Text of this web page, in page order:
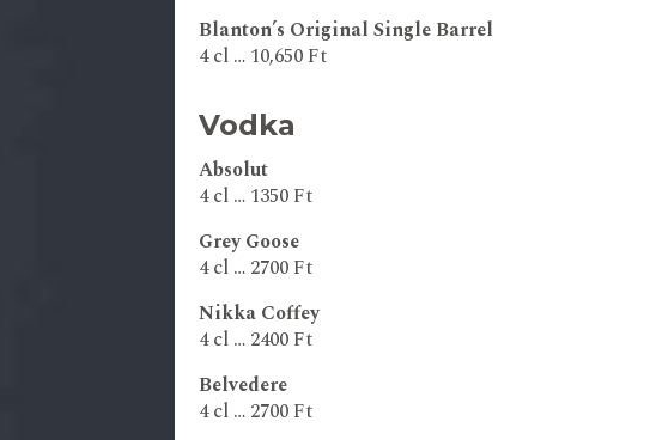
Blanton’s Original Single Barrel
4 cl … 10,650 Ft
Vodka
Absolut
4 cl … 1350 Ft
Grey Goose
4 cl … 2700 Ft
Nikka Coffey
4 cl … 2400 Ft
Belvedere
4 cl … 2700 Ft